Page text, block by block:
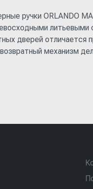
ручки ORLANDO
литьевыми
дверей отличается
механизм